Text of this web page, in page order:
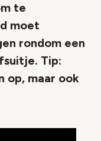
te
moet
rondom een
Tip:
op, maar ook